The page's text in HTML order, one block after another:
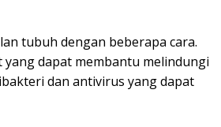
tubuh dengan beberapa cara.
yang dapat membantu melindungi
dan antivirus yang dapat